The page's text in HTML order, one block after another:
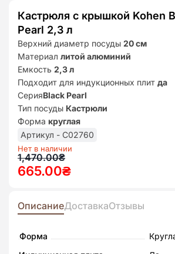
Кастрюля с крышкой Kohen
Pearl 2,3 л
Верхний диаметр посуды 20 см
Материал литой алюминий
Емкость 2,3 л
Подходит для индукционных плит да
СерияBlack Pearl
Тип посуды Кастрюли
Форма круглая
Артикул - C02760
Нет в наличии
1,470.00₴
Первоначальная
цена
1,470.00₴.
665.00₴
Текущая
цена:
ОписаниеДоставкаОтзывы
Форма